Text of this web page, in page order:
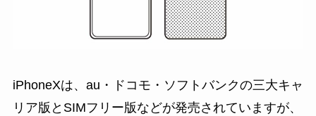
iPhoneXは、au・ドコモ・ソフトバンクの三大キャ
リア版とSIMフリー版などが発売されていますが、